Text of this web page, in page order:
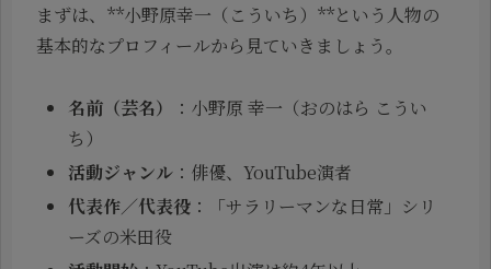
まずは、**小野原幸一（こういち）**という人物の
基本的なプロフィールから見ていきましょう。
名前（芸名）
：小野原 幸一（おのはら こうい
ち）
活動ジャンル ：俳優、YouTube演者
代表作／代表役 ：「サラリーマンな日常」シリ
ーズの米田役